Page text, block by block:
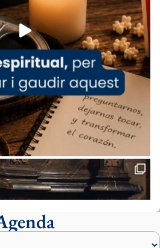
juliol, ha tingut lloc la
en agraïment al
de la visita apostòlica
a Barcelona, i als
Catedral de Barcelona.
el cardenal Joan
la missa i l’ha
auxiliar de Barcelona,
Barcelona